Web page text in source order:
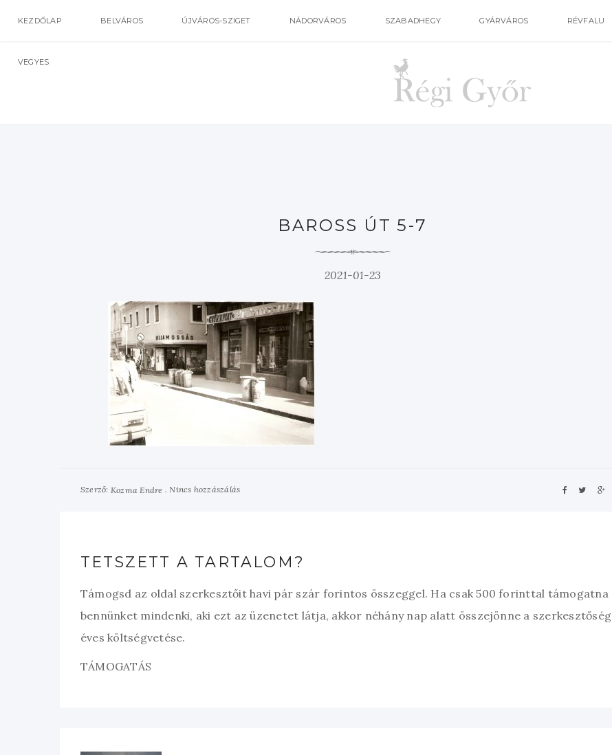
KEZDŐLAP BELVÁROS ÚJVÁROS-SZIGET NÁDORVÁROS SZABADHEGY GYÁRVÁROS RÉVFALU
VEGYES
BAROSS ÚT 5-7
2021-01-23
Szerző: Kozma Endre Nincs hozzászálás
TETSZETT A TARTALOM?
Támogsd az oldal szerkesztőit havi pár szár forintos összeggel. Ha csak 500 forinttal támogatna
bennünket mindenki, aki ezt az üzenetet látja, akkor néhány nap alatt összejönne a szerkesztőség
éves költségvetése.
TÁMOGATÁS